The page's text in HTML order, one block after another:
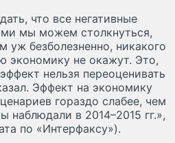
что все негативные
мы можем столкнуться,
уж безболезненно, никакого
экономику не окажут. Это,
нельзя переоценивать
Эффект на экономику
гораздо слабее, чем
наблюдали в 2014–2015 гг.»,
по «Интерфаксу»).